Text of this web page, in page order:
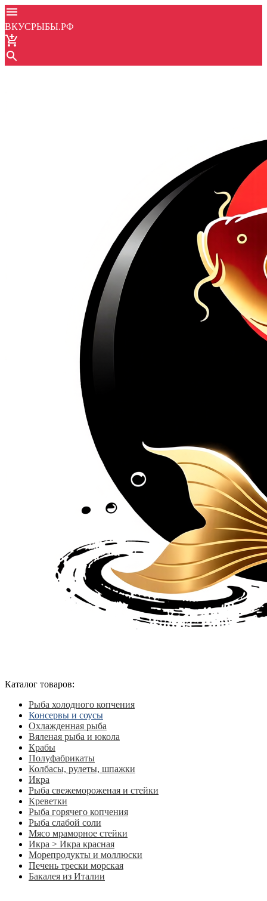
ВКУСРЫБЫ.РФ
Каталог товаров:
Рыба холодного копчения
Консервы и соусы
Охлажденная рыба
Вяленая рыба и юкола
Крабы
Полуфабрикаты
Колбасы, рулеты, шпажки
Икра
Рыба свежемороженая и стейки
Креветки
Рыба горячего копчения
Рыба слабой соли
Мясо мраморное стейки
Икра > Икра красная
Морепродукты и моллюски
Печень трески морская
Бакалея из Италии